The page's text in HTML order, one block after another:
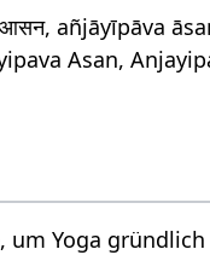
añjāyīpāva
Asan,
um Yoga gründlich